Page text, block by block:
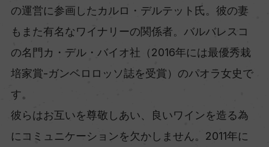
の運営に参画したカルロ・デルテット氏。彼の妻
もまた有名なワイナリーの関係者。バルバレスコ
の名門カ・デル・バイオ社（2016年には最優秀栽
培家賞-ガンベロロッソ誌を受賞）のパオラ女史で
す。
彼らはお互いを尊敬しあい、良いワインを造る為
にコミュニケーションを欠かしません。2011年に